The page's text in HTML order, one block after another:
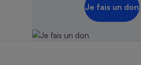
Je fais un don